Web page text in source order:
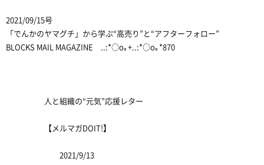
2021/09/15号
「でんかのヤマグチ」から学ぶ“高売り”と“アフターフォロー”
BLOCKS MAIL MAGAZINE ..:*○o｡+..:*○o｡*870
人と組織の“元気”応援レター
【メルマガDOIT!】
2021/9/13